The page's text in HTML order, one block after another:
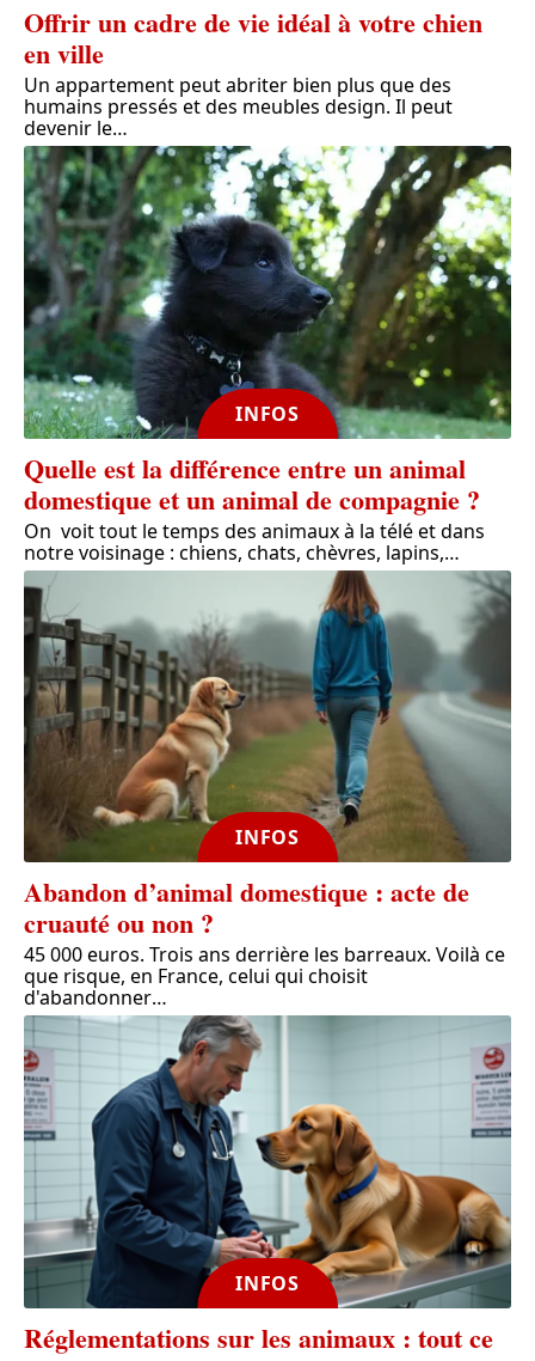
Offrir un cadre de vie idéal à votre chien
en ville
Un appartement peut abriter bien plus que des
humains pressés et des meubles design. Il peut
devenir le…
INFOS
Quelle est la différence entre un animal
domestique et un animal de compagnie ?
On voit tout le temps des animaux à la télé et dans
notre voisinage : chiens, chats, chèvres, lapins,…
INFOS
Abandon d’animal domestique : acte de
cruauté ou non ?
45 000 euros. Trois ans derrière les barreaux. Voilà ce
que risque, en France, celui qui choisit
d'abandonner…
INFOS
Réglementations sur les animaux : tout ce